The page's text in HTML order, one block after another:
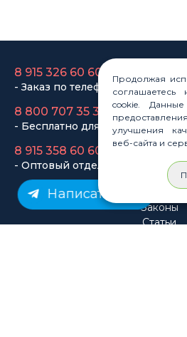
- Оптовый отдел
Законы
Статьи
Новости
Карта
Написать нам
Продолжая
cookie.
улучшения
веб-сайта и